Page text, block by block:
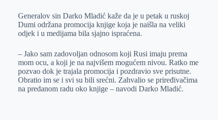
Generalov sin Darko Mladić kaže da je u petak u ruskoj
Dumi održana promocija knjige koja je naišla na veliki
odjek i u medijama bila sjajno ispraćena.
– Jako sam zadovoljan odnosom koji Rusi imaju prema
mom ocu, a koji je na najvišem mogućem nivou. Ratko me
pozvao dok je trajala promocija i pozdravio sve prisutne.
Obratio im se i svi su bili srećni. Zahvalio se priređivačima
na predanom radu oko knjige – navodi Darko Mladić.